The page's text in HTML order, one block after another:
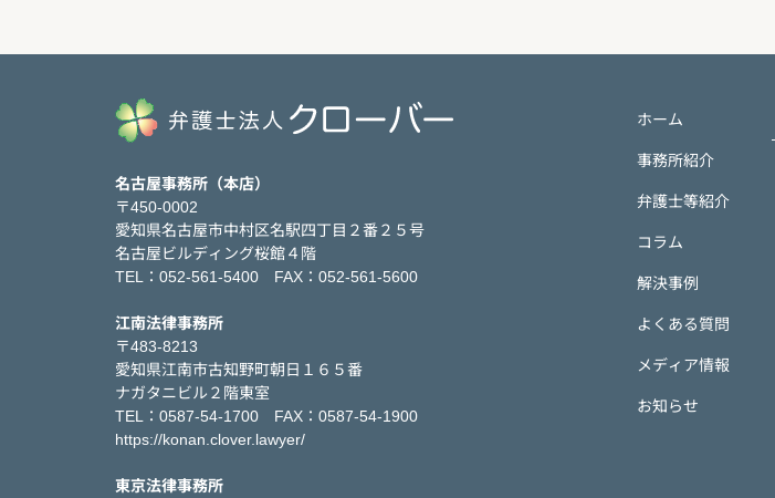
名古屋事務所（本店）
〒450-0002
愛知県名古屋市中村区名駅四丁目２番２５号
名古屋ビルディング桜館４階
TEL：052-561-5400 FAX：052-561-5600
江南法律事務所
〒483-8213
愛知県江南市古知野町朝日１６５番
ナガタニビル２階東室
TEL：0587-54-1700 FAX：0587-54-1900
https://konan.clover.lawyer/
東京法律事務所
ホーム
事務所紹介
弁護士等紹介
コラム
解決事例
よくある質問
メディア情報
お知らせ